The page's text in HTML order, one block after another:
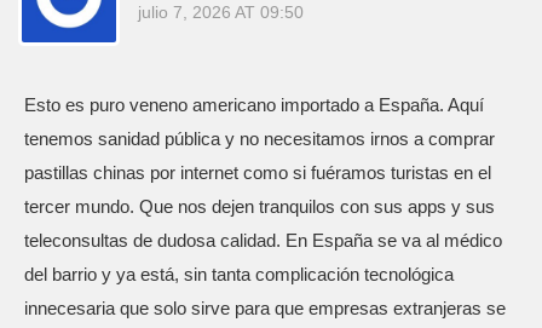
julio 7, 2026 AT 09:50
Esto es puro veneno americano importado a España. Aquí
tenemos sanidad pública y no necesitamos irnos a comprar
pastillas chinas por internet como si fuéramos turistas en el
tercer mundo. Que nos dejen tranquilos con sus apps y sus
teleconsultas de dudosa calidad. En España se va al médico
del barrio y ya está, sin tanta complicación tecnológica
innecesaria que solo sirve para que empresas extranjeras se